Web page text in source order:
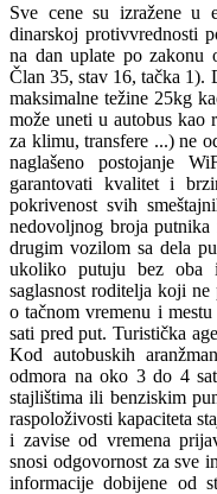
Sve cene su izražene u
dinarskoj protivvrednosti
na dan uplate po zakonu
Član 35, stav 16, tačka 1).
maksimalne težine 25kg
može uneti u autobus kao
za klimu, transfere ...) ne
naglašeno postojanje
garantovati kvalitet i
pokrivenost svih
nedovoljnog broja putnika
drugim vozilom sa dela
ukoliko putuju bez oba
saglasnost roditelja koji ne
o tačnom vremenu i
sati pred put. Turistička
Kod autobuskih
odmora na oko 3 do 4
stajlištima ili benziskim
raspoloživosti kapaciteta
i zavise od vremena
snosi odgovornost za sve
informacije dobijene od